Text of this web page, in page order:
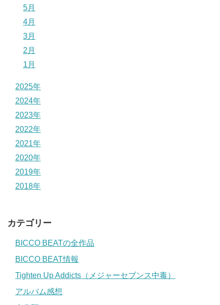
5月
4月
3月
2月
1月
2025年
2024年
2023年
2022年
2021年
2020年
2019年
2018年
カテゴリー
BICCO BEATの全作品
BICCO BEAT情報
Tighten Up Addicts（メジャーセブンス中毒）
アルバム感想